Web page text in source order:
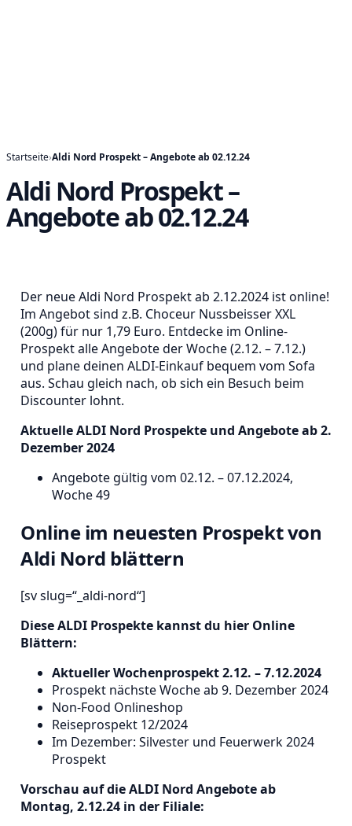
Startseite›Aldi Nord Prospekt – Angebote ab 02.12.24
Aldi Nord Prospekt –
Angebote ab 02.12.24
Der neue Aldi Nord Prospekt ab 2.12.2024 ist online!
Im Angebot sind z.B. Choceur Nussbeisser XXL
(200g) für nur 1,79 Euro. Entdecke im Online-
Prospekt alle Angebote der Woche (2.12. – 7.12.)
und plane deinen ALDI-Einkauf bequem vom Sofa
aus. Schau gleich nach, ob sich ein Besuch beim
Discounter lohnt.
Aktuelle ALDI Nord Prospekte und Angebote ab 2.
Dezember 2024
Angebote gültig vom 02.12. – 07.12.2024,
Woche 49
Online im neuesten Prospekt von
Aldi Nord blättern
[sv slug=“_aldi-nord“]
Diese ALDI Prospekte kannst du hier Online
Blättern:
Aktueller Wochenprospekt 2.12. – 7.12.2024
Prospekt nächste Woche ab 9. Dezember 2024
Non-Food Onlineshop
Reiseprospekt 12/2024
Im Dezember: Silvester und Feuerwerk 2024
Prospekt
Vorschau auf die ALDI Nord Angebote ab
Montag, 2.12.24 in der Filiale: